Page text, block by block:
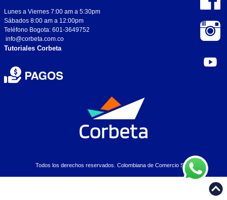
Lunes a Viernes 7:00 am a 5:30pm
Sábados 8:00 am a 12:00pm
Teléfono Bogota: 601-3649752
info@corbeta.com.co
Tutoriales Corbeta
Todos los derechos reservados. Colombiana de Comercio S.A..